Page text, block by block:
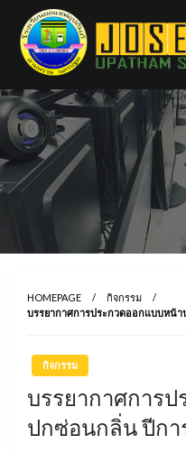
content
HOMEPAGE
กิจกรรม
บรรยากาศการประกวดออกแบบหน้
กิจกรรม
บรรยากาศการ
ปกซ่อนกลิ่น ปีกา